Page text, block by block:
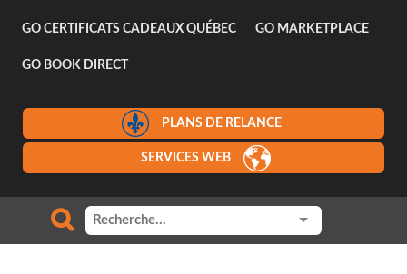
GO CERTIFICATS CADEAUX QUÉBEC GO MARKETPLACE
GO BOOK DIRECT
PLANS DE RELANCE
SERVICES WEB